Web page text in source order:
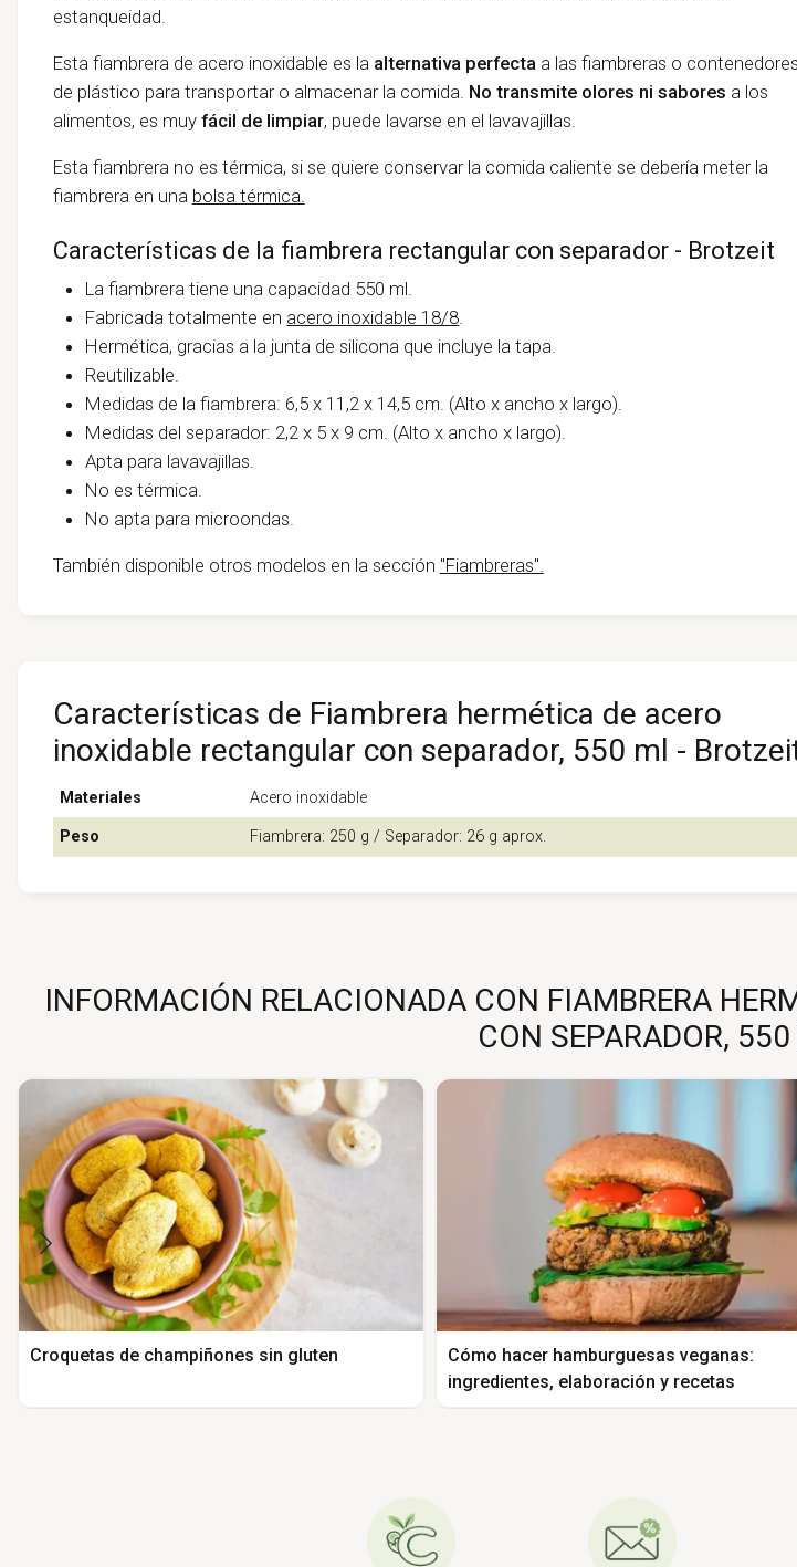
estanqueidad.
Esta fiambrera de acero inoxidable es la alternativa perfecta a las fiambreras o contenedores
de plástico para transportar o almacenar la comida. No transmite olores ni sabores a los
alimentos, es muy fácil de limpiar, puede lavarse en el lavavajillas.
Esta fiambrera no es térmica, si se quiere conservar la comida caliente se debería meter la
fiambrera en una bolsa térmica.
Características de la fiambrera rectangular con separador - Brotzeit
La fiambrera tiene una capacidad 550 ml.
Fabricada totalmente en acero inoxidable 18/8
Hermética, gracias a la junta de silicona que incluye la tapa.
Reutilizable.
Medidas de la fiambrera: 6,5 x 11,2 x 14,5 cm. (Alto x ancho x largo).
Medidas del separador: 2,2 x 5 x 9 cm. (Alto x ancho x largo).
Apta para lavavajillas.
No es térmica.
No apta para microondas.
También disponible otros modelos en la sección "Fiambreras".
Características de Fiambrera hermética de acero
inoxidable rectangular con separador, 550 ml -
Materiales Acero inoxidable
Peso Fiambrera: 250 g / Separador: 26 g aprox.
INFORMACIÓN RELACIONADA CON FIAMBRERA
CON SEPARADOR,
Croquetas de champiñones sin gluten
Cómo hacer hamburguesas veganas:
ingredientes, elaboración y recetas